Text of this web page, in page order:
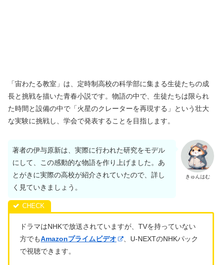
「宙わたる教室」は、定時制高校の科学部に集まる生徒たちの成
長と挑戦を描いた青春小説です。物語の中で、生徒たちは限られ
た時間と設備の中で「火星のクレーターを再現する」という壮大
な実験に挑戦し、学会で発表することを目指します。
きゅんはむ
著者の伊与原新は、実際に行われた研究をモデル
にして、この感動的な物語を作り上げました。あ
とがきに実際の高校が紹介されていたので、詳し
く見ていきましょう。
ドラマはNHKで放送されていますが、TVを持っていない
方でもAmazonプライムビデオ
、U-NEXTのNHKパック
で視聴できます。